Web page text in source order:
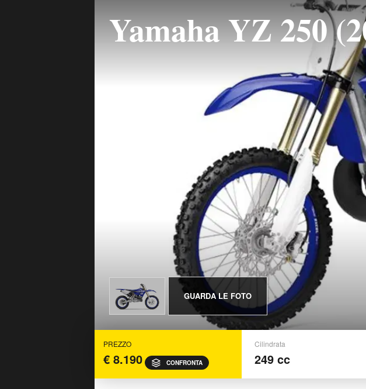
Yamaha YZ 250
GUARDA LE FOTO
PREZZO
€ 8.190 CONFRONTA
Cilindrata
249 cc